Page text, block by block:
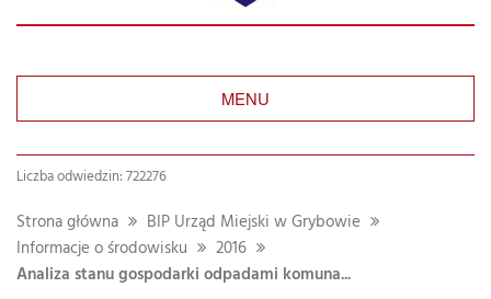
MENU
Liczba odwiedzin: 722276
Strona główna
BIP Urząd Miejski w Grybowie
Informacje o środowisku
2016
Analiza stanu gospodarki odpadami komuna...